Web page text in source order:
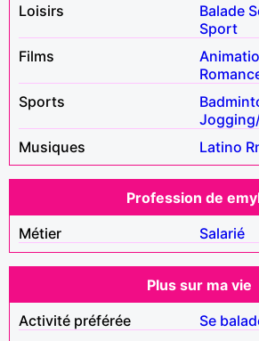
Loisirs
Balade
Sport
Films
Sports
Musiques
Latino
Profession de
Métier
Salarié
Plus sur ma vie
Activité préférée
Se